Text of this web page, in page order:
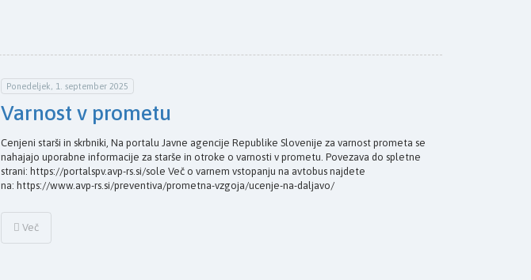
Ponedeljek, 1. september 2025
Varnost v prometu
Cenjeni starši in skrbniki, Na portalu Javne agencije Republike Slovenije za varnost prometa se
nahajajo uporabne informacije za starše in otroke o varnosti v prometu. Povezava do spletne
strani: https://portalspv.avp-rs.si/sole Več o varnem vstopanju na avtobus najdete
na: https://www.avp-rs.si/preventiva/prometna-vzgoja/ucenje-na-daljavo/
Več